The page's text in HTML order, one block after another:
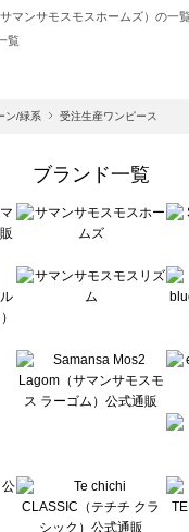
マンサモスモスホームズ）の一
覧
（ツハルバイサマンサモスモス
ンサモスモス ブルー）の一覧
クラシック）の一覧
ル）の一覧
ズブルー）の一覧
）の一覧
ン/緑系 受注生産ワンピース
ブランド一覧